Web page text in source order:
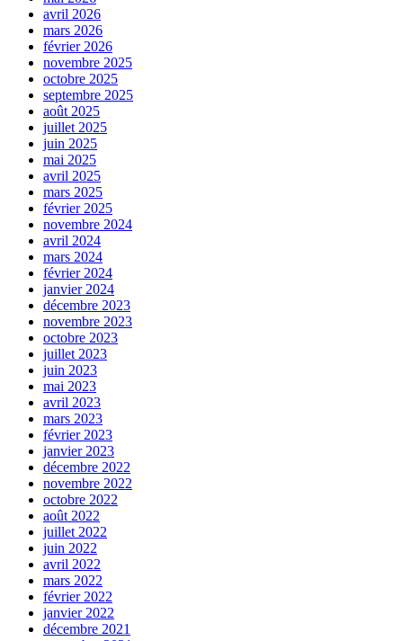
avril 2026
mars 2026
février 2026
novembre 2025
octobre 2025
septembre 2025
août 2025
juillet 2025
juin 2025
mai 2025
avril 2025
mars 2025
février 2025
novembre 2024
avril 2024
mars 2024
février 2024
janvier 2024
décembre 2023
novembre 2023
octobre 2023
juillet 2023
juin 2023
mai 2023
avril 2023
mars 2023
février 2023
janvier 2023
décembre 2022
novembre 2022
octobre 2022
août 2022
juillet 2022
juin 2022
avril 2022
mars 2022
février 2022
janvier 2022
décembre 2021